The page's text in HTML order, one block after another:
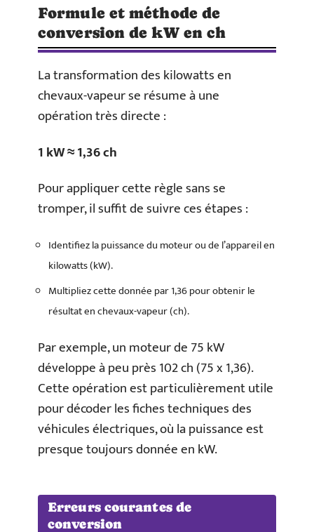
Formule et méthode de
conversion de kW en ch
La transformation des kilowatts en
chevaux-vapeur se résume à une
opération très directe :
1 kW ≈ 1,36 ch
Pour appliquer cette règle sans se
tromper, il suffit de suivre ces étapes :
Identifiez la puissance du moteur ou de l’appareil en
kilowatts (kW).
Multipliez cette donnée par 1,36 pour obtenir le
résultat en chevaux-vapeur (ch).
Par exemple, un moteur de 75 kW
développe à peu près 102 ch (75 x 1,36).
Cette opération est particulièrement utile
pour décoder les fiches techniques des
véhicules électriques, où la puissance est
presque toujours donnée en kW.
Erreurs courantes de
conversion